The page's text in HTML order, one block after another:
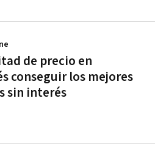
de precio en
conseguir los mejores
sin interés